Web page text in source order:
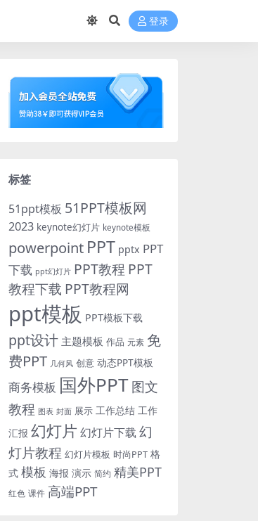
登录
标签
51ppt模板 51PPT模板网
2023 keynote幻灯片 keynote模板
powerpoint PPT pptx PPT
下载 ppt幻灯片 PPT教程 PPT
教程下载 PPT教程网
ppt模板 PPT模板下载
ppt设计 主题模板 作品 元素 免
费PPT 几何风 创意 动态PPT模板
商务模板 国外PPT图文
教程 图表 封面 展示 工作总结 工作
汇报 幻灯片 幻灯片下载 幻
灯片教程 幻灯片模板 时尚PPT 格
式 模板 海报 演示 简约 精美PPT
红色 课件 高端PPT